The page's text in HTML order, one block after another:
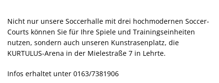
Nicht nur unsere Soccerhalle mit drei hochmodernen Soccer-
Courts können Sie für Ihre Spiele und Trainingseinheiten
nutzen, sondern auch unseren Kunstrasenplatz, die
KURTULUS-Arena in der Mielestraße 7 in Lehrte.
Infos erhaltet unter 0163/7381906